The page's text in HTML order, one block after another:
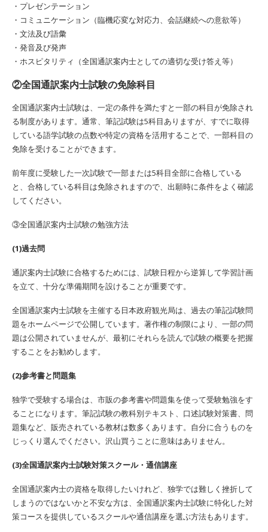
・プレゼンテーション
・コミュニケーション（臨機応変な対応力、会話継続への意欲等）
・文法及び語彙
・発音及び発声
・ホスピタリティ（全国通訳案内士としての適切な受け答え等）
②全国通訳案内士試験の免除科目
全国通訳案内士試験は、一定の条件を満たすと一部の科目が免除され
る制度があります。通常、筆記試験は5科目ありますが、すでに取得
している語学試験の点数や特定の資格を活用することで、一部科目の
免除を受けることができます。
前年度に受験した一次試験で一部または5科目全部に合格している
と、合格している科目は免除されますので、出願時に条件をよく確認
してください。
③全国通訳案内士試験の勉強方法
(1)過去問
通訳案内士試験に合格するためには、試験日程から逆算して学習計画
を立て、十分な準備期間を設けることが重要です。
全国通訳案内士試験を主催する日本政府観光局は、過去の筆記試験問
題をホームページで公開しています。著作権の制限により、一部の問
題は公開されていませんが、最初にそれらを読んで試験の概要を把握
することをお勧めします。
(2)参考書と問題集
独学で受験する場合は、市販の参考書や問題集を使って受験勉強をす
ることになります。筆記試験の教科別テキスト、口述試験対策書、問
題集など、販売されている教材は数多くあります。自分に合うものを
じっくり選んでください。沢山買うことに意味はありません。
(3)全国通訳案内士試験対策スクール・通信講座
全国通訳案内士の資格を取得したいけれど、独学では難しく挫折して
しまうのではないかと不安な方は、全国通訳案内士試験に特化した対
策コースを提供しているスクールや通信講座を選ぶ方法もあります。